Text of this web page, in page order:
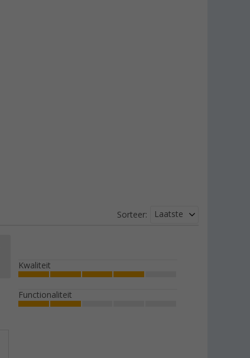
Sorteer: Laatste
Kwaliteit
Functionaliteit